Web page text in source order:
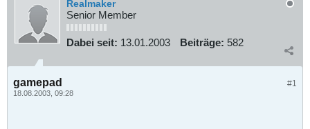
Realmaker
Senior Member
Dabei seit: 13.01.2003 Beiträge: 582
#1
gamepad
18.08.2003, 09:28